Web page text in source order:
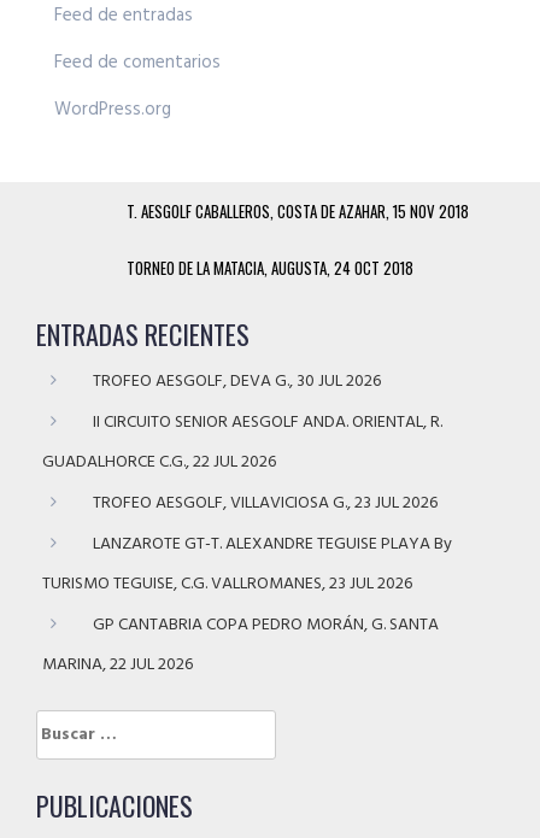
Feed de entradas
Feed de comentarios
WordPress.org
T. AESGOLF CABALLEROS, COSTA DE AZAHAR, 15 NOV 2018
TORNEO DE LA MATACIA, AUGUSTA, 24 OCT 2018
ENTRADAS RECIENTES
TROFEO AESGOLF, DEVA G., 30 JUL 2026
II CIRCUITO SENIOR AESGOLF ANDA. ORIENTAL, R.
GUADALHORCE C.G., 22 JUL 2026
TROFEO AESGOLF, VILLAVICIOSA G., 23 JUL 2026
LANZAROTE GT-T. ALEXANDRE TEGUISE PLAYA By
TURISMO TEGUISE, C.G. VALLROMANES, 23 JUL 2026
GP CANTABRIA COPA PEDRO MORÁN, G. SANTA
MARINA, 22 JUL 2026
Buscar:
PUBLICACIONES